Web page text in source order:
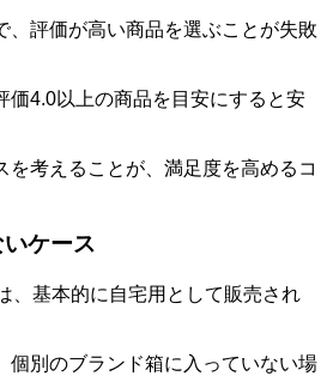
、評価が高い商品を選ぶことが失敗
価4.0以上の商品を目安にすると安
を考えることが、満足度を高めるコ
ケース
、基本的に自宅用として販売され
個別のブランド箱に入っていない場